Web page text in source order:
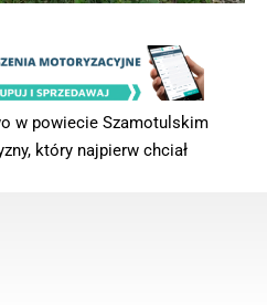
w powiecie Szamotulskim
który najpierw chciał